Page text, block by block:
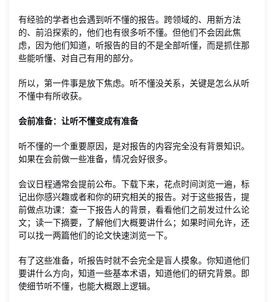
有经验的学者也会遇到听不懂的报告。跨领域的、用新方法
的、前沿探索的，他们也有很多听不懂。但他们不会因此焦
虑，因为他们知道，听报告的目的不是全部听懂，而是抓住那
些能听懂、对自己有用的部分。
所以，第一件事是放下焦虑。听不懂没关系，关键是怎么从听
不懂中有所收获。
会前准备：让听不懂变成有准备
听不懂的一个重要原因，是对报告的内容完全没有背景知识。
如果在会前做一些准备，情况会好很多。
会议日程通常会提前公布。下载下来，花点时间浏览一遍，标
记出你感兴趣或者和你的研究相关的报告。对于这些报告，提
前做点功课：查一下报告人的背景，看看他们之前发过什么论
文；读一下摘要，了解他们大概要讲什么；如果时间允许，还
可以找一两篇他们的论文快速浏览一下。
有了这些准备，听报告时就不会完全是盲人摸象。你知道他们
要讲什么方向，知道一些基本术语，知道他们的研究背景。即
使细节听不懂，也能大概跟上逻辑。